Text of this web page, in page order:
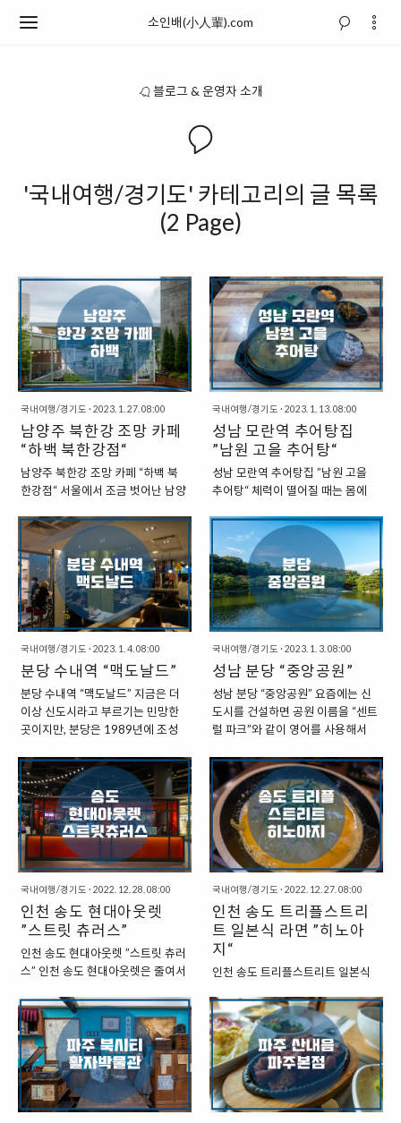
소인배(小人輩).com
블로그 & 운영자 소개
'국내여행/경기도' 카테고리의 글 목록
(2 Page)
국내여행/경기도 · 2023. 1. 27. 08:00
남양주 북한강 조망 카페
“하백 북한강점“
남양주 북한강 조망 카페 “하백 북
한강점“ 서울에서 조금 벗어난 남양
카페를 곳곳에서 찾아볼 수 있다. 서
울에서 가까운 구리에서도 찾아볼
수 있고, 조금 더 북동쪽으로 길을
따라가다 보면, 조용히 한강을 조망
할 수 있는 카페를 찾아볼 수 있다.
오랜만에서 서울을 벗어나서 브런
치를 먹기 위해 ”하백 북한강점“을
방문했다. ”남양주 북한강 조망 카
페 : 하백 북한강점“ 오랜만에 서울
을 벗어나서, 서울 동쪽으로 나 있는
길을 따라서 강을 따라서 이동했는
데, ”쁘띠프랑스“를 한 번 둘러보기
페에 잠시 쉬었다가 가기로 했다. 하
백은 북한강 근처에서도 여러 지점
이 있는데, ”북한강점“을 방문해야
한강을 조망할 수 있다. 카페 바로
옆에는 빵을 만드..
국내여행/경기도 · 2023. 1. 13. 08:00
성남 모란역 추어탕집
”남원 고을 추어탕“
성남 모란역 추어탕집 ”남원 고을
추어탕“ 체력이 떨어질 때는 몸에
는 듯하다. 추어탕은 대표적인 보신
음식으로 알려져 있는데, 특히 날씨
가 쌀쌀해지면 더욱더 따뜻한 추어
탕 한 그릇이 생각나는 편이다. 오랜
만에 모란역 근처를 방문하는 일이
있었는데, 때마침 저녁 식사 시간이
되어서 근처에서 식사를 할 만한 곳
을 찾다가 눈에 들어온 곳이 바로
“남원 고을 추어탕“이다. “성남 모란
역 : 남원 고을 추어탕” 남원 고을 추
어탕은 모란역 근처의 골목에서 찾
을 수 있다. 지하철역 2번 혹은 3번
수 있는 곳이다. 근처에서는 다양한
술집과 밥집 역시도 찾을 수 있기도
하다. ”추어탕 한 그릇 : 10,000원“
이날 방문해서 주문한 음식은 당연
히 추..
국내여행/경기도 · 2023. 1. 4. 08:00
분당 수내역 “맥도날드”
분당 수내역 “맥도날드” 지금은 더
이상 신도시라고 부르기는 민망한
곳이지만, 분당은 1989년에 조성
시 조성과 함께 분당선이라는 지하
철 노선이 있기도 한데, 지하철 곳곳
에서는 백화점과 연결이 되어 있는
모습이 인상적이기도 하다. “성남
분당 : 수내역 맥도날드” 수내역을
중심으로 상업지역이 마련되어 있
다. 수내역에서는 “롯데백화점”을
찾을 수 있고, 주변으로는 다양한 식
당가를 비롯한 매장을 찾을 수 있는
것이 특징적인 곳이다. 맥도날드 역
데, 수내역 3번 출구 앞에서 찾을 수
있다. “오랜만에 다시 방문한 맥도
날드” 거의 10년 정도 전에 분당 수
내역 앞에서 잠시 살았던 적이 있는
데, 그러다 보니, 자연스럽게 맥도날
드에도 여러 번 ..
국내여행/경기도 · 2023. 1. 3. 08:00
성남 분당 “중앙공원”
성남 분당 “중앙공원” 요즘에는 신
도시를 건설하면 공원 이름을 “센트
럴 파크”와 같이 영어를 사용해서
렇지 않은 편이었다. 우리말을 활용
해서 공원에 이름을 붙이기도 하는
모습을 보였는데, 분당 수내역 근처
에 있는 “중앙공원“이 적절한 예시
라고 할 수 있을 것 같다. “성낭 분당
: 중앙공원” 중앙공원의 정식 명칭
은 “성남중앙공원”이라고 한다. 이
는 높이 413.5m의 영장산 자락에
위치하고 있으며, 본래의 지형과 수
림을 최대한 살리고 향토 수종을 새
로 심어 자연스러운 경관을 연출한
고 촬영 장소로 이름이 나 있어서 일
본이나 대만과 같은 국외에서도 견
학을 오는 곳이라고 알려져 있다.
”연못, 물레방이, 잔디광장 등 다양
한 경치가 어우러..
국내여행/경기도 · 2022. 12. 28. 08:00
인천 송도 현대아웃렛
”스트릿 츄러스”
인천 송도 현대아웃렛 ”스트릿 츄러
스” 인천 송도 현대아웃렛은 줄여서
다. 송도 경제의 중심이라고도 할 수
있기도 한 곳인데, 다양한 매장이 들
어서 있는 모습을 볼 수 있다. “인천
송도 현대아웃렛 : 스트릿 츄러스”
송도 현대아웃렛 지하 1층에서는
다양한 먹거리들을 찾을 수 있는데,
식당가에서부터 카페까지 다양한
국내여행/경기도 · 2022. 12. 27. 08:00
인천 송도 트리플스트리
트 일본식 라면 ”히노아
지“
인천 송도 트리플스트리트 일본식
스트리트 식당가에서는 다양한 식
당을 찾아볼 수 있다. 이곳에서는 지
하에서도 식당가를 찾아볼 수 있기
도 하고, 지상에서도 식당가를 찾아
볼 수 있기도 한데, 그나마 가성비가
조금 있는 곳을 찾아보려면 상대적
으로 지하에 있는 식당가를 방문하